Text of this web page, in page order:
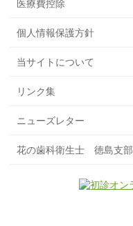
医療費控除
個人情報保護方針
当サイトについて
リンク集
ニューズレター
花の歯科衛生士 徳島支部